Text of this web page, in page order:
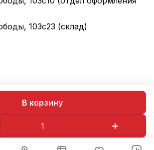
В корзину
103с23 (склад)